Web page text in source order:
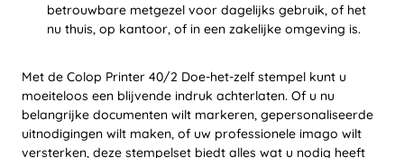
betrouwbare metgezel voor dagelijks gebruik, of het
nu thuis, op kantoor, of in een zakelijke omgeving is.
Met de Colop Printer 40/2 Doe-het-zelf stempel kunt u
moeiteloos een blijvende indruk achterlaten. Of u nu
belangrijke documenten wilt markeren, gepersonaliseerde
uitnodigingen wilt maken, of uw professionele imago wilt
versterken, deze stempelset biedt alles wat u nodig heeft